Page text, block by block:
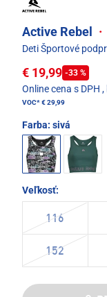
Active Rebel ·
Deti Športové
€ 19,99 -33 %
Online cena s DPH ,
VOC*€ 29,99
Farba: sivá
Veľkosť:
116
152